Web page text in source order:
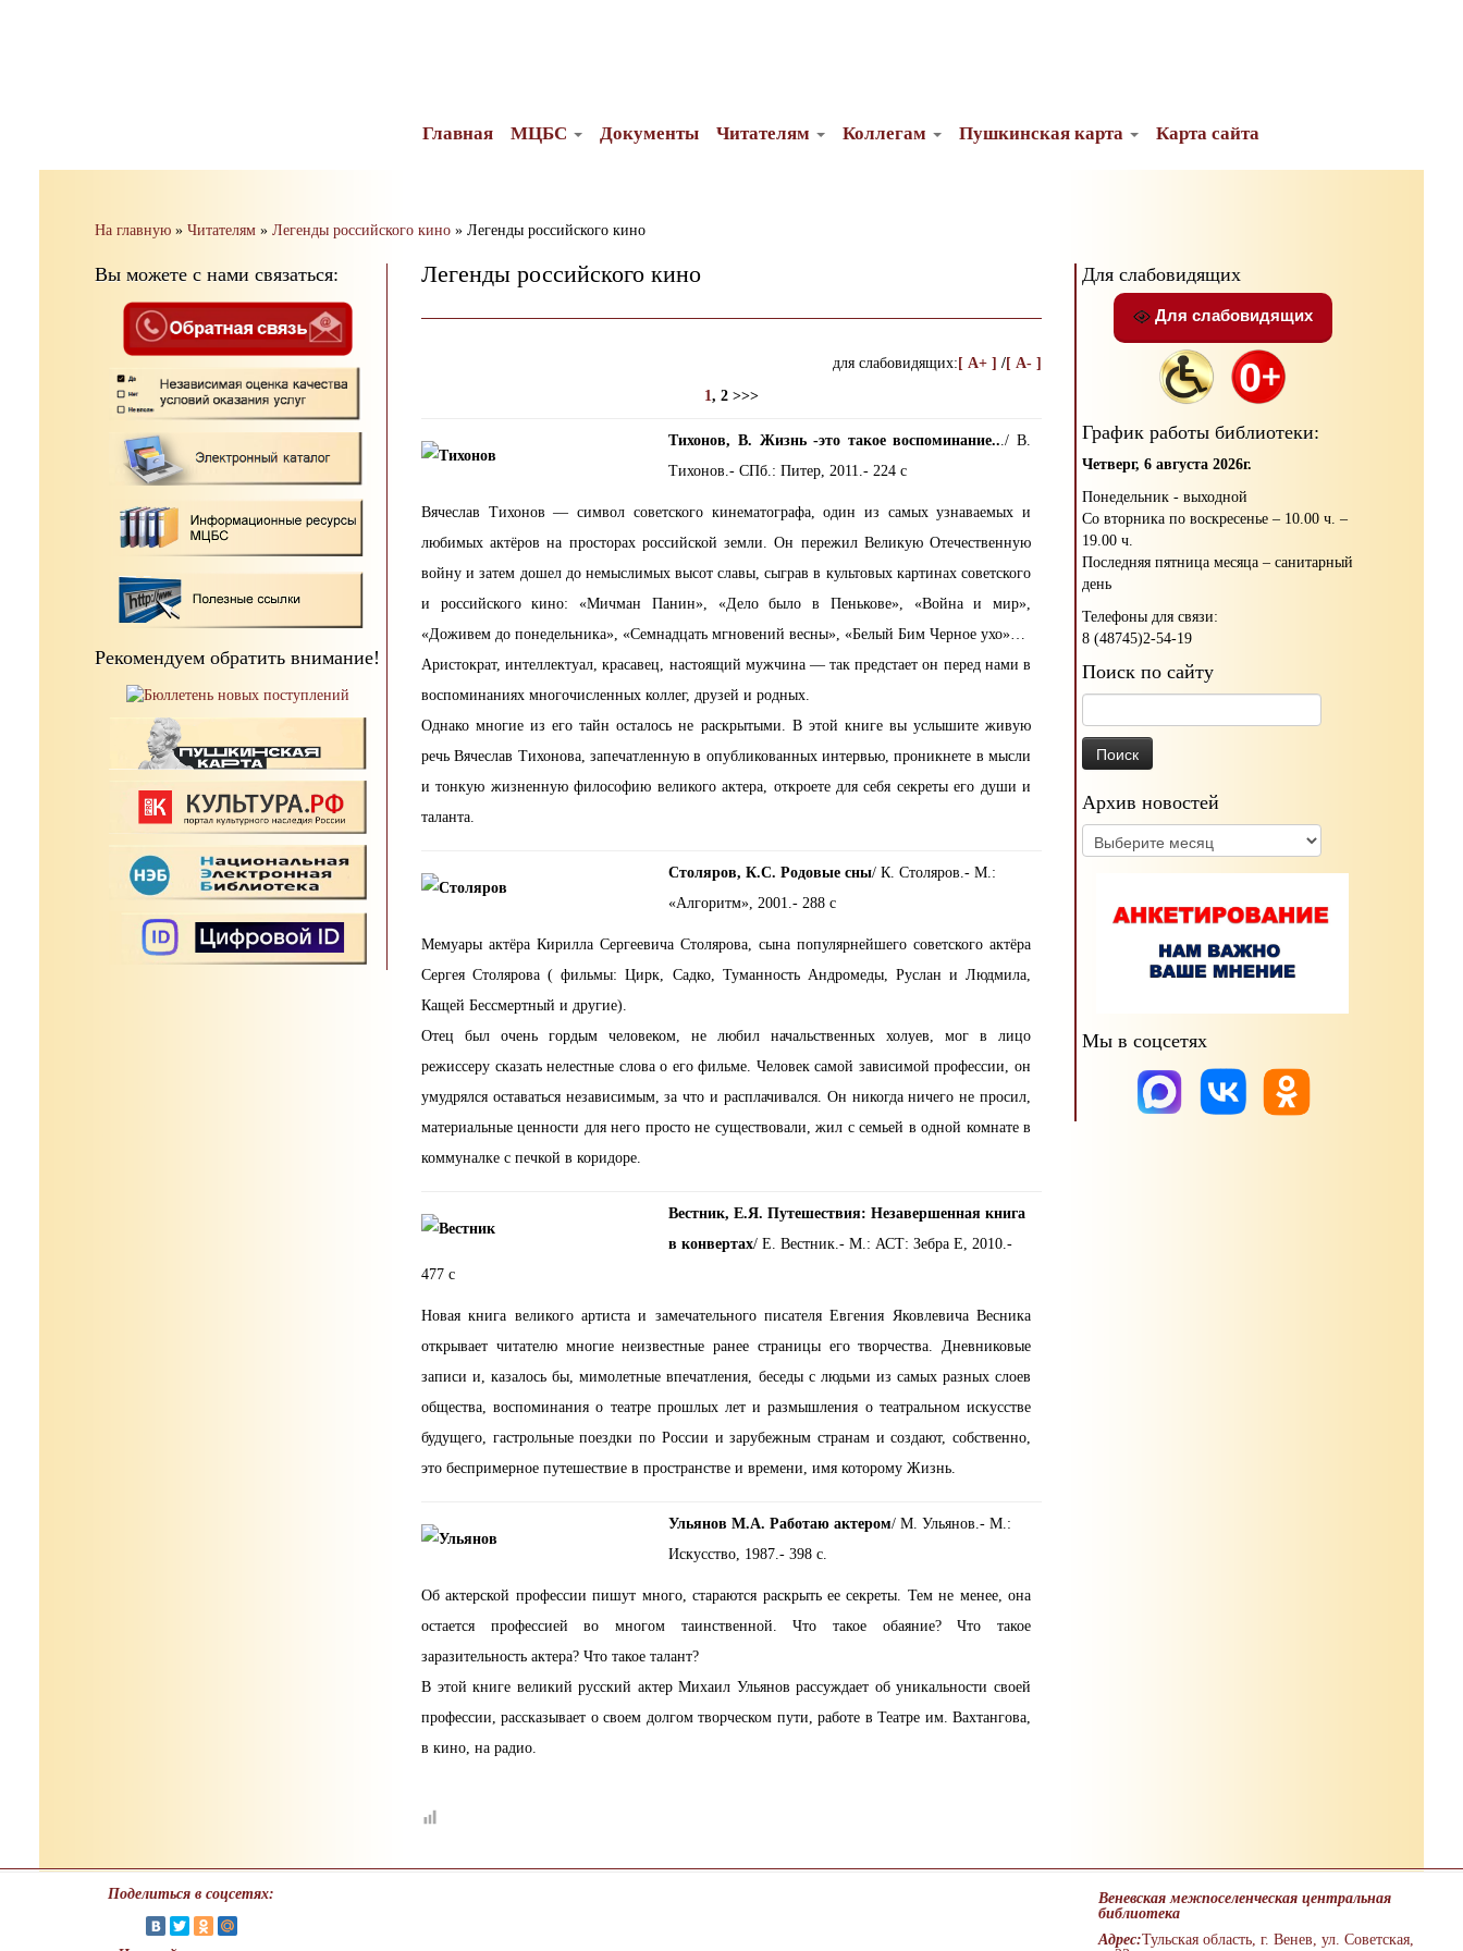
Главная МЦБС Документы Читателям Коллегам Пушкинская карта Карта сайта
На главную » Читателям » Легенды российского кино » Легенды российского кино
Вы можете с нами связаться:
Рекомендуем обратить внимание!
Легенды российского кино
для слабовидящих: [ A+ ] /[ A- ]
1, 2 >>>
Тихонов, В. Жизнь -это такое воспоминание.../ В.
Тихонов.- СПб.: Питер, 2011.- 224 с
Вячеслав Тихонов — символ советского кинематографа, один из самых узнаваемых и
любимых актёров на просторах российской земли. Он пережил Великую Отечественную
войну и затем дошел до немыслимых высот славы, сыграв в культовых картинах советского
и российского кино: «Мичман Панин», «Дело было в Пенькове», «Война и мир»,
«Доживем до понедельника», «Семнадцать мгновений весны», «Белый Бим Черное ухо»…
Аристократ, интеллектуал, красавец, настоящий мужчина — так предстает он перед нами в
воспоминаниях многочисленных коллег, друзей и родных.
Однако многие из его тайн осталось не раскрытыми. В этой книге вы услышите живую
речь Вячеслав Тихонова, запечатленную в опубликованных интервью, проникнете в мысли
и тонкую жизненную философию великого актера, откроете для себя секреты его души и
таланта.
Столяров, К.С. Родовые сны/ К. Столяров.- М.:
«Алгоритм», 2001.- 288 с
Мемуары актёра Кирилла Сергеевича Столярова, сына популярнейшего советского актёра
Сергея Столярова ( фильмы: Цирк, Садко, Туманность Андромеды, Руслан и Людмила,
Кащей Бессмертный и другие).
Отец был очень гордым человеком, не любил начальственных холуев, мог в лицо
режиссеру сказать нелестные слова о его фильме. Человек самой зависимой профессии, он
умудрялся оставаться независимым, за что и расплачивался. Он никогда ничего не просил,
материальные ценности для него просто не существовали, жил с семьей в одной комнате в
коммуналке с печкой в коридоре.
Вестник, Е.Я. Путешествия: Незавершенная книга
в конвертах/ Е. Вестник.- М.: АСТ: Зебра Е, 2010.-
477 с
Новая книга великого артиста и замечательного писателя Евгения Яковлевича Весника
открывает читателю многие неизвестные ранее страницы его творчества. Дневниковые
записи и, казалось бы, мимолетные впечатления, беседы с людьми из самых разных слоев
общества, воспоминания о театре прошлых лет и размышления о театральном искусстве
будущего, гастрольные поездки по России и зарубежным странам и создают, собственно,
это беспримерное путешествие в пространстве и времени, имя которому Жизнь.
Ульянов М.А. Работаю актером/ М. Ульянов.- М.:
Искусство, 1987.- 398 с.
Об актерской профессии пишут много, стараются раскрыть ее секреты. Тем не менее, она
остается профессией во многом таинственной. Что такое обаяние? Что такое
заразительность актера? Что такое талант?
В этой книге великий русский актер Михаил Ульянов рассуждает об уникальности своей
профессии, рассказывает о своем долгом творческом пути, работе в Театре им. Вахтангова,
в кино, на радио.
Для слабовидящих
Для слабовидящих
График работы библиотеки:
Четверг, 6 августа 2026г.
Понедельник - выходной
Со вторника по воскресенье – 10.00 ч. –
19.00 ч.
Последняя пятница месяца – санитарный
день
Телефоны для связи:
8 (48745)2-54-19
Поиск по сайту
Архив новостей
Архив
новостей
Мы в соцсетях
Поделиться в соцсетях:
Веневская межпоселенческая центральная
библиотека
Адрес:Тульская область, г. Венев, ул. Советская,